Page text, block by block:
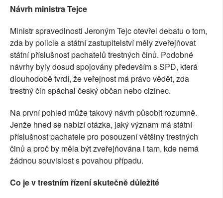
Návrh ministra Tejce
Ministr spravedlnosti Jeroným Tejc otevřel debatu o tom,
zda by policie a státní zastupitelství měly zveřejňovat
státní příslušnost pachatelů trestných činů. Podobné
návrhy byly dosud spojovány především s SPD, která
dlouhodobě tvrdí, že veřejnost má právo vědět, zda
trestný čin spáchal český občan nebo cizinec.
Na první pohled může takový návrh působit rozumně.
Jenže hned se nabízí otázka, jaký význam má státní
příslušnost pachatele pro posouzení většiny trestných
činů a proč by měla být zveřejňována i tam, kde nemá
žádnou souvislost s povahou případu.
Co je v trestním řízení skutečně důležité